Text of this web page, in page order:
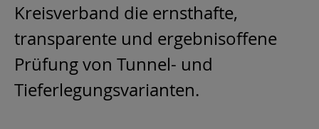
Kreisverband die ernsthafte,
transparente und ergebnisoffene
Prüfung von Tunnel- und
Tieferlegungsvarianten.